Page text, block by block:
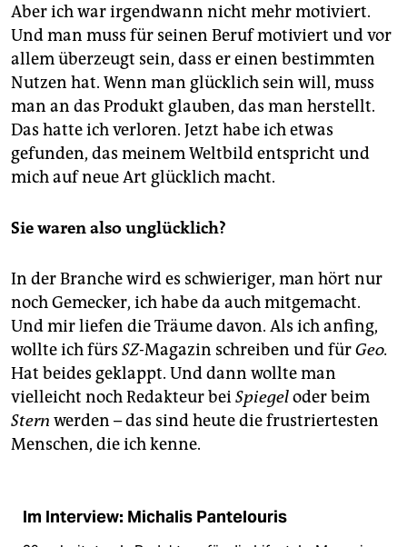
Aber ich war irgendwann nicht mehr motiviert.
Und man muss für seinen Beruf motiviert und vor
allem überzeugt sein, dass er einen bestimmten
Nutzen hat. Wenn man glücklich sein will, muss
man an das Produkt glauben, das man herstellt.
Das hatte ich verloren. Jetzt habe ich etwas
gefunden, das meinem Weltbild entspricht und
mich auf neue Art glücklich macht.
Sie waren also unglücklich?
In der Branche wird es schwieriger, man hört nur
noch Gemecker, ich habe da auch mitgemacht.
Und mir liefen die Träume davon. Als ich anfing,
wollte ich fürs SZ-Magazin schreiben und fürGeo.
Hat beides geklappt. Und dann wollte man
vielleicht noch Redakteur beiSpiegeloder beim
Stern werden – das sind heute die frustriertesten
Menschen, die ich kenne.
Im Interview: Michalis Pantelouris